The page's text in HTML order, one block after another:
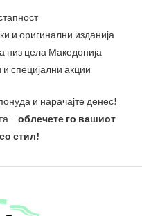
и оригинални изданија
низ цела Македонија
специјални акции
и нарачајте денес!
– облечете го вашиот
стил!